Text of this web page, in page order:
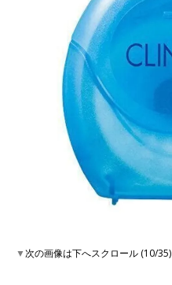
▼次の画像は下へスクロール (10/35)